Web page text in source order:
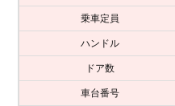
乗車定員
ハンドル
ドア数
車台番号